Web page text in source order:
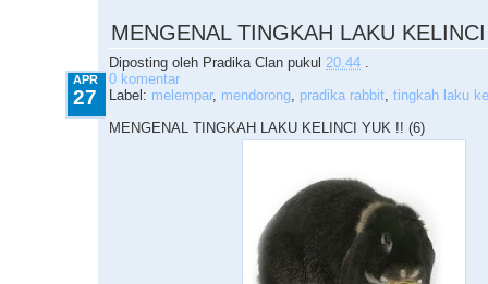
MENGENAL TINGKAH LAKU
Diposting oleh Pradika Clan pukul 20.44 .
APR
27
0 komentar
Label: melempar, mendorong, pradika rabbit, tingkah laku
MENGENAL TINGKAH LAKU KELINCI YUK !! (6)